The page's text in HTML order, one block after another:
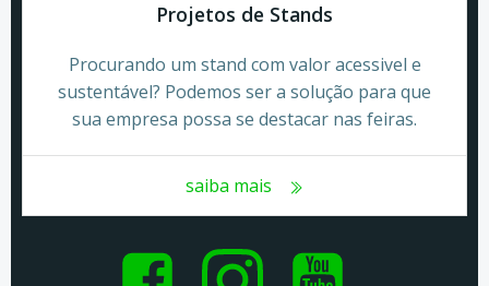
Projetos de Stands
Procurando um stand com valor acessivel e
sustentável? Podemos ser a solução para que
sua empresa possa se destacar nas feiras.
saiba mais